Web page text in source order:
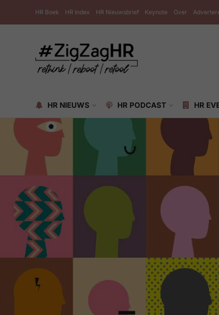
HR Boek HR Index HR Nieuwsbrief Keynote Over
HR NIEUWS HR PODCAST HR